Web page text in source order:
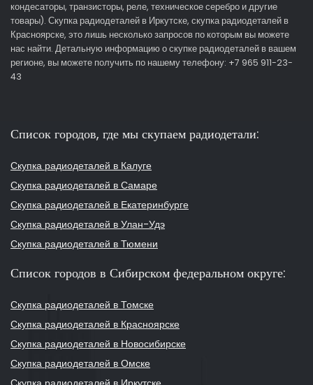
кондесаторы, транзисторы, реле, техническое серебро и другие
товары). Скупка радиодеталей в Иркутске, скупка радиодеталей в
Красноярске, это лишь несколько запросов по которым вы можете
нас найти. Детальную информацию о скупке радиодеталей в вашем
регионе, вы можете получить по нашему телефону: +7 965 911-23-
43
Список городов, где мы скупаем радиодетали:
Скупка радиодеталей в Калуге
Скупка радиодеталей в Самаре
Скупка радиодеталей в Екатеринбурге
Скупка радиодеталей в Улан-Удэ
Скупка радиодеталей в Тюмени
Список городов в Сибирском федеральном округе:
Скупка радиодеталей в Томске
Скупка радиодеталей в Красноярске
Скупка радиодеталей в Новосибирске
Скупка радиодеталей в Омске